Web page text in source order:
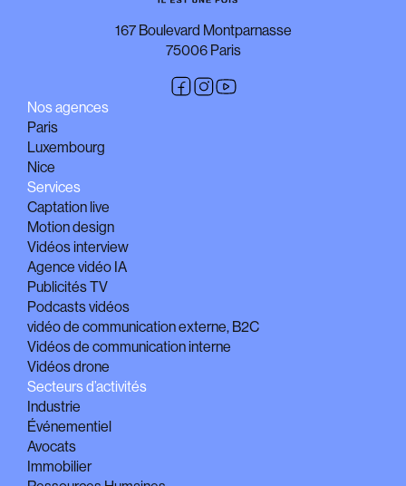
167 Boulevard Montparnasse
75006 Paris
Nos agences
Paris
Luxembourg
Nice
Services
Captation live
Motion design
Vidéos interview
Agence vidéo IA
Publicités TV
Podcasts vidéos
vidéo de communication externe, B2C
Vidéos de communication interne
Vidéos drone
Secteurs d’activités
Industrie
Événementiel
Avocats
Immobilier